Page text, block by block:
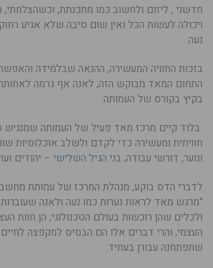
חדשני , ליזום ולחשוב כמו מתכנתת, וכשהצלחתי,
ויכולה לעשות הכל ואין שום סיבה שלא אגיע
נעה.
בזכות החוויה המעשירה, ההנאה שבלמידה
התחום המאד מבוקש הזה, לאנה אף גרמה
בקיץ בקורס של העמותה.
בלוד קיים מרכז מאד פעיל של העמותה שמנגיש
חוויתית ומעשירה כדי לקדם ולשלב אוכלוסיות
ונוער, דורשי עבודה, בני הגיל השלישי – יהודים
לדברי הדס בוקע, מנהלת המרכז של עמותת
“מרגש מאד לראות נערות כמו נעה ולאנה
ולכלים שהן רוכשות בעולם הטכנולוגי, הן חוות
העצמי, והרי דברים אלו הם הבסיס למקפצה לחיים
שתפתחנה עבורן בעתיד.